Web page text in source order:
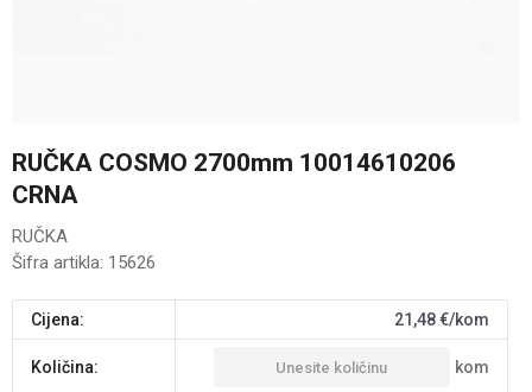
RUČKA COSMO 2700mm 10014610206
CRNA
RUČKA
Šifra artikla: 15626
Cijena: 21,48€/kom
Količina: kom